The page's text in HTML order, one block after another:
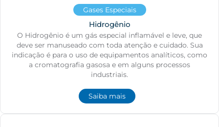
Gases Especiais
Hidrogênio
O Hidrogênio é um gás especial inflamável e leve, que
deve ser manuseado com toda atenção e cuidado. Sua
indicação é para o uso de equipamentos analíticos, como
a cromatografia gasosa e em alguns processos
industriais.
Saiba mais